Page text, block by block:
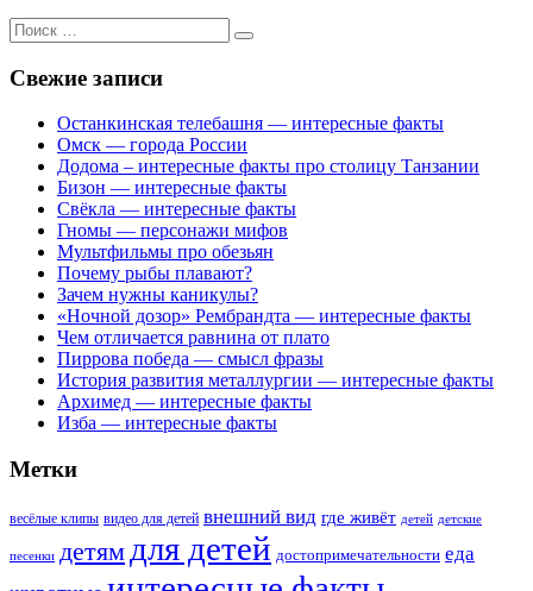
Поиск
для:
Свежие записи
Останкинская телебашня — интересные факты
Омск — города России
Додома – интересные факты про столицу Танзании
Бизон — интересные факты
Свёкла — интересные факты
Гномы — персонажи мифов
Мультфильмы про обезьян
Почему рыбы плавают?
Зачем нужны каникулы?
«Ночной дозор» Рембрандта — интересные факты
Чем отличается равнина от плато
Пиррова победа — смысл фразы
История развития металлургии — интересные факты
Архимед — интересные факты
Изба — интересные факты
Метки
весёлые клипы видео для детей внешний вид где живёт детей детские
песенки детям для детей достопримечательности еда